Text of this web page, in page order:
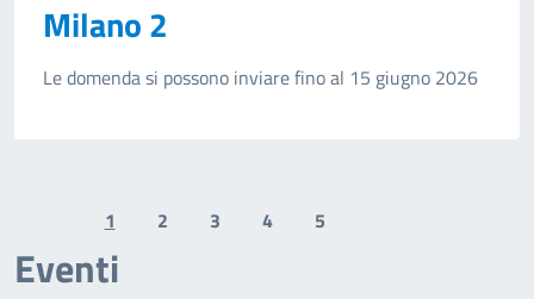
Milano 2
Le domenda si possono inviare fino al 15 giugno 2026
Previous page
1 2 3 4 5
Eventi